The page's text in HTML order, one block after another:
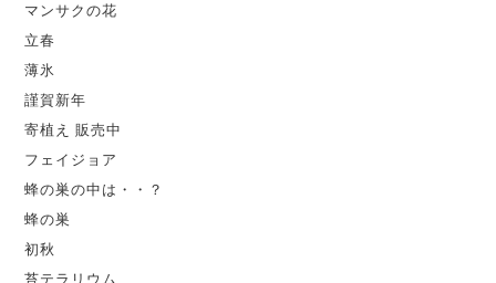
マンサクの花
立春
薄氷
謹賀新年
寄植え 販売中
フェイジョア
蜂の巣の中は・・？
蜂の巣
初秋
苔テラリウム